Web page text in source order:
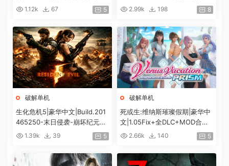
+预购特典+全DLC+修改器|解
1.12k 67 5
C+预购特典+全DLC+修改器|解
2.99k 198 8
破解单机
生化危机5|豪华中文|Build.201
465250-末日侵袭-崩坏纪元
+预购特典+全DLC-解锁全内
1.39k 39 5
破解单机
死或生:维纳斯璀璨假期|豪华中
文|1.05Fix+全DLC+MOD合集
+预购特典|解压即撸|[12G/百
2.66k 140 5